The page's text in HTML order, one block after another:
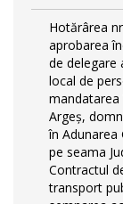
Hotărârea
aprobarea
de delegare
local de
mandatarea
Argeș,
în Adunarea
pe seama
Contractul
transport